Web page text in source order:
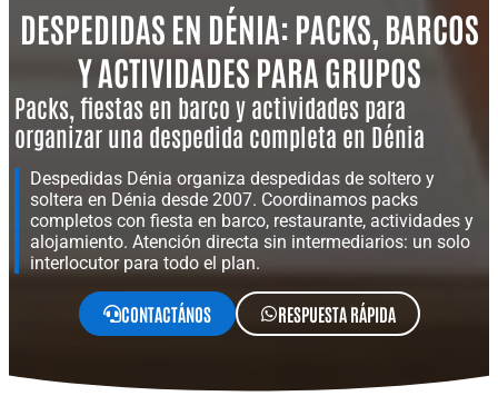
DESPEDIDAS EN DÉNIA: PACKS, BARCOS
Y ACTIVIDADES PARA GRUPOS
Packs, fiestas en barco y actividades para
organizar una despedida completa en Dénia
Despedidas Dénia organiza despedidas de soltero y
soltera en Dénia desde 2007. Coordinamos packs
completos con fiesta en barco, restaurante, actividades y
alojamiento. Atención directa sin intermediarios: un solo
interlocutor para todo el plan.
CONTACTÁNOS RESPUESTA RÁPIDA